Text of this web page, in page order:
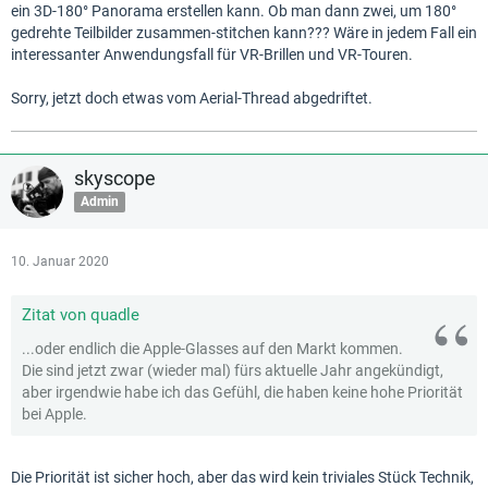
ein 3D-180° Panorama erstellen kann. Ob man dann zwei, um 180°
gedrehte Teilbilder zusammen-stitchen kann??? Wäre in jedem Fall ein
interessanter Anwendungsfall für VR-Brillen und VR-Touren.
Sorry, jetzt doch etwas vom Aerial-Thread abgedriftet.
skyscope
Admin
10. Januar 2020
Zitat von quadle
...oder endlich die Apple-Glasses auf den Markt kommen.
Die sind jetzt zwar (wieder mal) fürs aktuelle Jahr angekündigt,
aber irgendwie habe ich das Gefühl, die haben keine hohe Priorität
bei Apple.
Die Priorität ist sicher hoch, aber das wird kein triviales Stück Technik,